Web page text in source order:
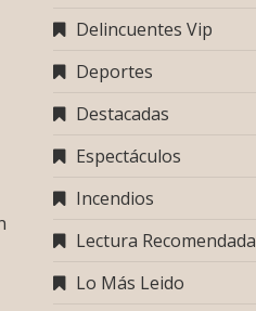
Delincuentes Vip
Deportes
Destacadas
Espectáculos
Incendios
Lectura Recomendada
Lo Más Leido